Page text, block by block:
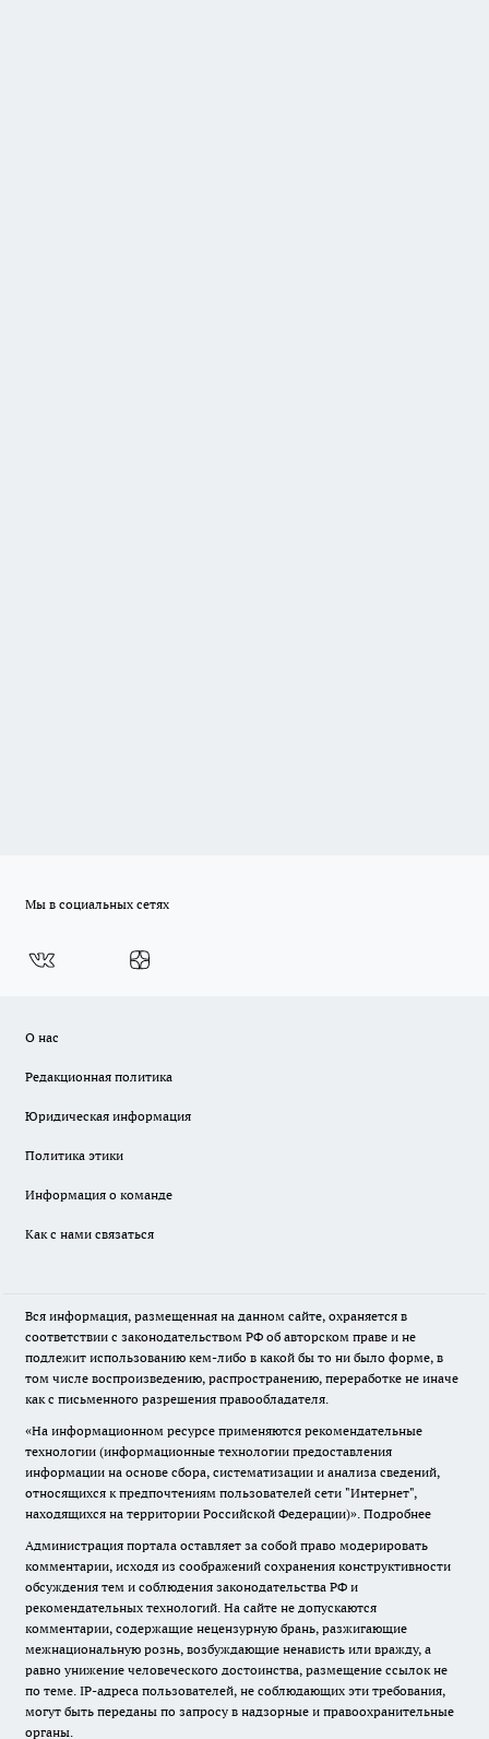
Мы в социальных сетях
О нас
Редакционная политика
Юридическая информация
Политика этики
Информация о команде
Как с нами связаться
Вся информация, размещенная на данном сайте, охраняется в
соответствии с законодательством РФ об авторском праве и не
подлежит использованию кем-либо в какой бы то ни было форме, в
том числе воспроизведению, распространению, переработке не иначе
как с письменного разрешения правообладателя.
«На информационном ресурсе применяются рекомендательные
технологии (информационные технологии предоставления
информации на основе сбора, систематизации и анализа сведений,
относящихся к предпочтениям пользователей сети "Интернет",
находящихся на территории Российской Федерации)». Подробнее
Администрация портала оставляет за собой право модерировать
комментарии, исходя из соображений сохранения конструктивности
обсуждения тем и соблюдения законодательства РФ и
рекомендательных технологий. На сайте не допускаются
комментарии, содержащие нецензурную брань, разжигающие
межнациональную рознь, возбуждающие ненависть или вражду, а
равно унижение человеческого достоинства, размещение ссылок не
по теме. IP-адреса пользователей, не соблюдающих эти требования,
могут быть переданы по запросу в надзорные и правоохранительные
органы.